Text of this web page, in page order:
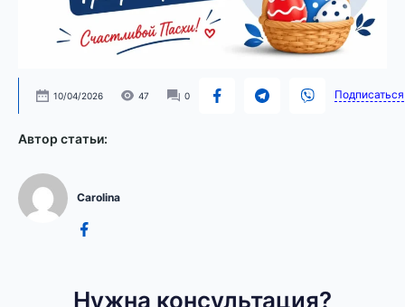
10/04/2026 47 0 Подписаться
Автор статьи:
Carolina
Нужна консультация?